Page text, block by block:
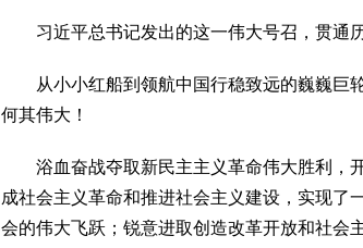
习近平总书记发出的这一伟大号召，贯通历
从小小红船到领航中国行稳致远的巍巍巨轮
何其伟大！
浴血奋战夺取新民主主义革命伟大胜利，
成社会主义革命和推进社会主义建设，实现了
会的伟大飞跃；锐意进取创造改革开放和社会